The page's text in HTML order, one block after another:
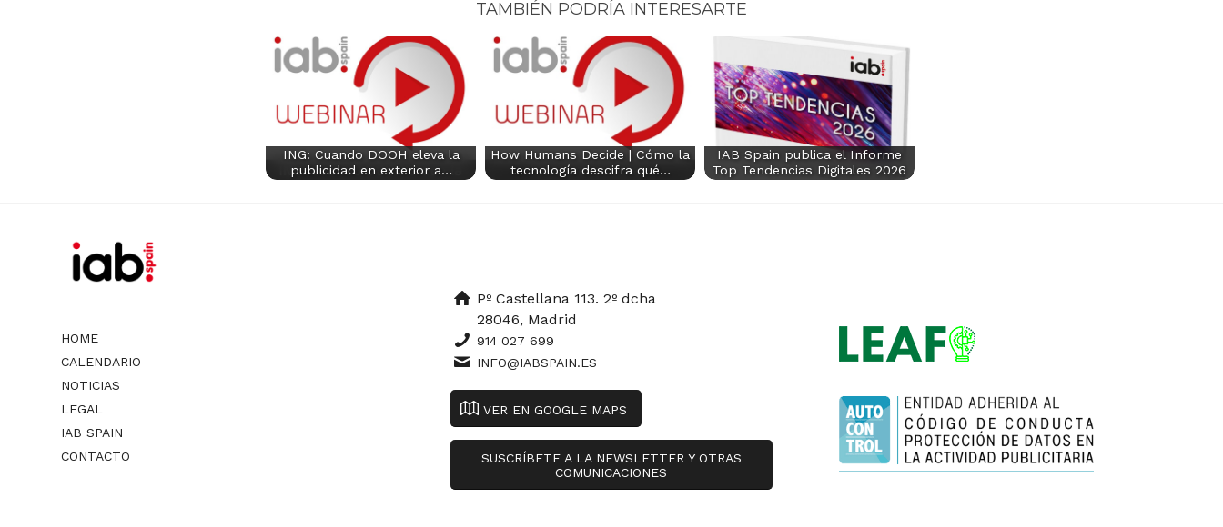
TAMBIÉN PODRÍA INTERESARTE
ING: Cuando DOOH eleva la
publicidad en exterior a…
How Humans Decide | Cómo la
tecnología descifra qué…
IAB Spain publica el Informe
Top Tendencias Digitales 2026
HOME
CALENDARIO
NOTICIAS
LEGAL
IAB SPAIN
CONTACTO
Pº Castellana 113. 2º dcha
28046, Madrid
914 027 699
INFO@IABSPAIN.ES
VER EN GOOGLE MAPS
SUSCRÍBETE A LA NEWSLETTER Y OTRAS
COMUNICACIONES